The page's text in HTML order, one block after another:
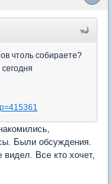
чтоль собираете?
Были обсуждения.
Все кто хочет,